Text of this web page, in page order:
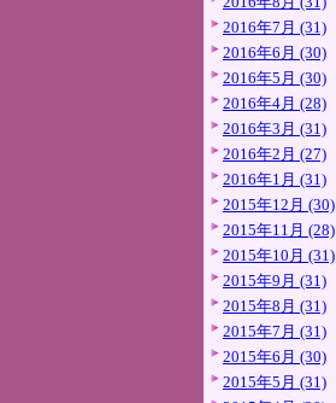
2016年7月 (31)
2016年6月 (30)
2016年5月 (30)
2016年4月 (28)
2016年3月 (31)
2016年2月 (27)
2016年1月 (31)
2015年12月 (30)
2015年11月 (28)
2015年10月 (31)
2015年9月 (31)
2015年8月 (31)
2015年7月 (31)
2015年6月 (30)
2015年5月 (31)